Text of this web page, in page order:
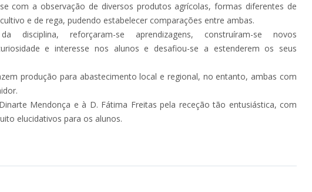
com a observação de diversos produtos agrícolas, formas diferentes de
e de rega, pudendo estabelecer comparações entre ambas.
disciplina, reforçaram-se aprendizagens, construíram-se novos
e interesse nos alunos e desafiou-se a estenderem os seus
produção para abastecimento local e regional, no entanto, ambas com
Mendonça e à D. Fátima Freitas pela receção tão entusiástica, com
elucidativos para os alunos.